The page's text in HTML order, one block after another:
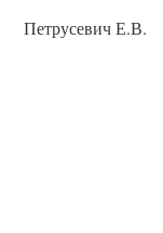
Петрусевич Е.В.